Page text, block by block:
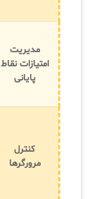
مدیریت
امتیازات نقاط
پایانی
کنترل
مرورگرها